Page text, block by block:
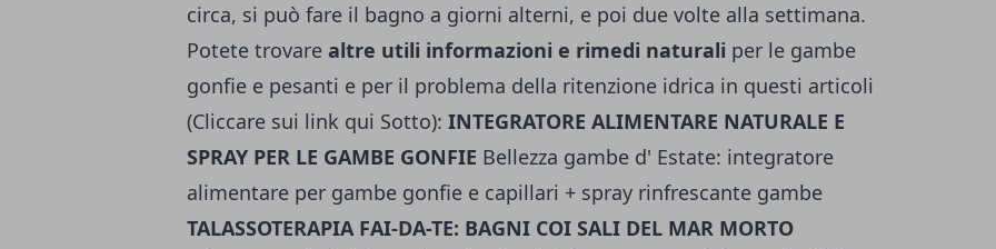
circa, si può fa­re il bagno a giorni alterni, e poi due volte alla settimana.
Potete trovare altre utili informazioni e rimedi naturali per le gambe
gonfie e pesanti e per il problema della ritenzione idrica in questi articoli
(Cliccare sui link qui Sotto): INTEGRATORE ALIMENTARE NATURALE E
SPRAY PER LE GAMBE GONFIE Bellezza gambe d' Estate: integratore
alimentare per gambe gonfie e capillari + spray rinfrescante gambe
TALASSOTERAPIA FAI-DA-TE: BAGNI COI SALI DEL MAR MORTO